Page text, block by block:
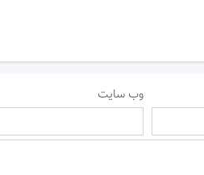
وب سایت